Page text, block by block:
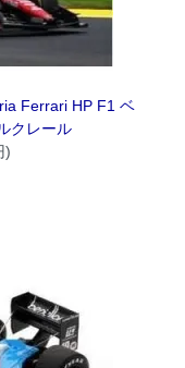
Ferrari HP F1 ベ
クレール
)